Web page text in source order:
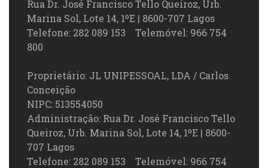
Rua Dr. José Francisco Tello Queiroz, Urb.
Marina Sol, Lote 14, 1ºE | 8600-707 Lagos
Telefone: 282 089 153 Telemóvel: 966 754
800
Proprietário: JL UNIPESSOAL, LDA / Carlos
Conceição
NIPC: 513554050
Administração: Rua Dr. José Francisco Tello
Queiroz, Urb. Marina Sol, Lote 14, 1ºE | 8600-
707 Lagos
Telefone: 282 089 153 Telemóvel: 966 754